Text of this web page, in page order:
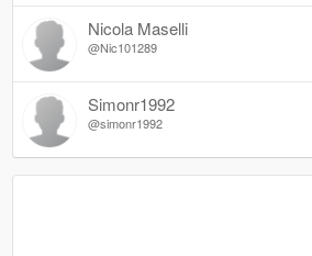
Nicola Maselli
@Nic101289
Simonr1992
@simonr1992